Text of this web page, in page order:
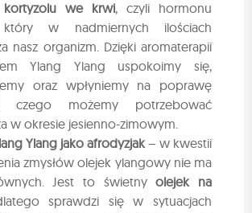
kortyzolu we krwi, czyli hormonu
w nadmiernych ilościach
nasz organizm. Dzięki aromaterapii
Ylang Ylang uspokoimy się,
oraz wpłyniemy na poprawę
czego możemy potrzebować
w okresie jesienno-zimowym.
Ylang jako afrodyzjak – w kwestii
zmysłów olejek ylangowy nie ma
Jest to świetnyolejek na
sprawdzi się w sytuacjach